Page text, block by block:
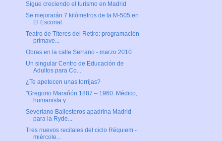
Sigue creciendo el turismo en Madrid
Se mejorarán 7 kilómetros de la M-505 en
El Escorial
Teatro de Títeres del Retiro: programación
primave...
Obras en la calle Serrano - marzo 2010
Un singular Centro de Educación de
Adultos para Co...
¿Te apetecen unas torrijas?
"Gregorio Marañón 1887 – 1960. Médico,
humanista y...
Severiano Ballesteros apadrina Madrid
para la Ryde...
Tres nuevos recitales del ciclo Réquiem -
miércole...